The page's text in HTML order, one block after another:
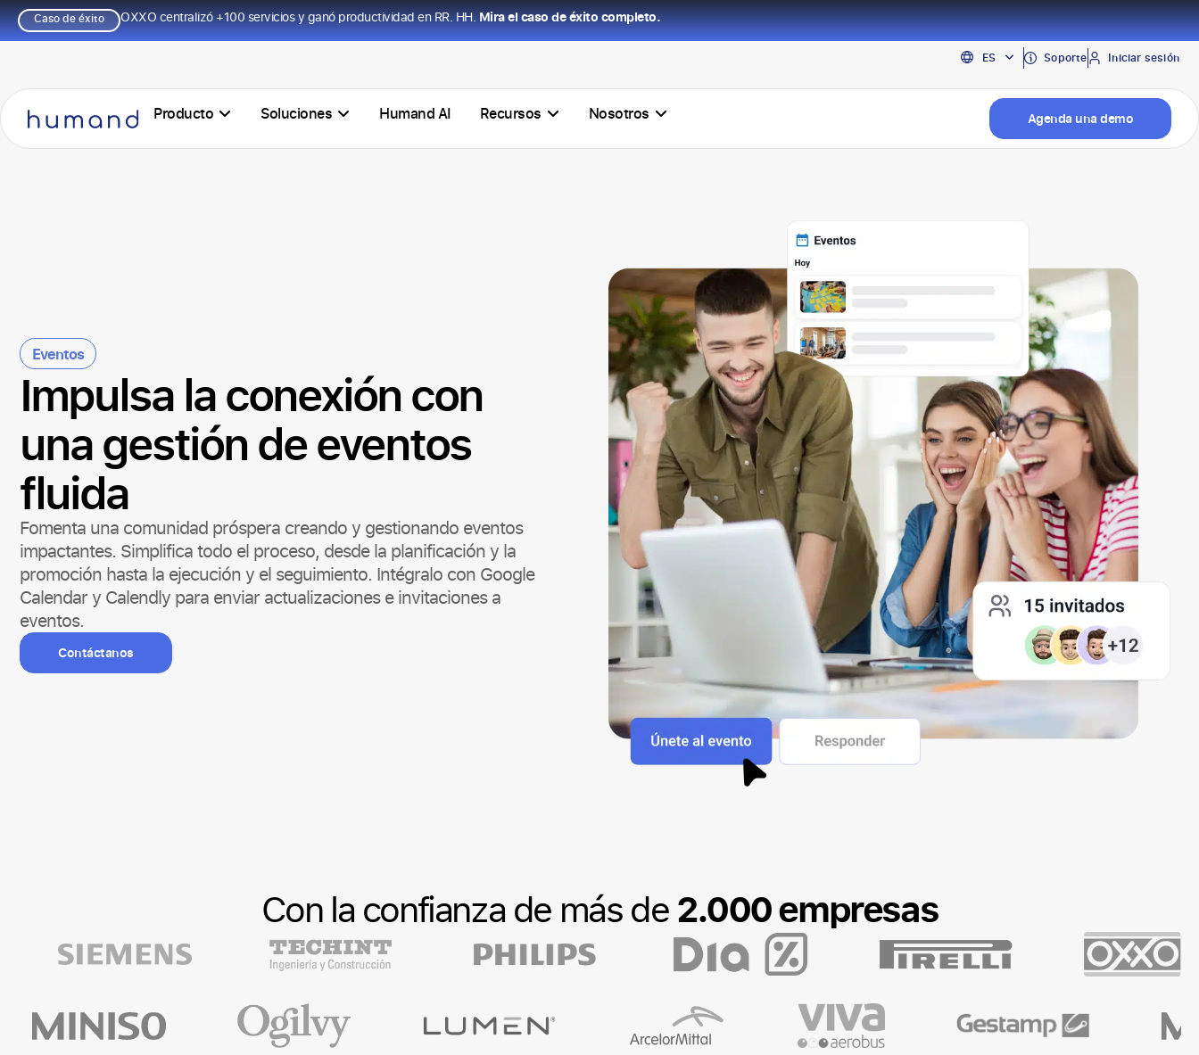
Caso de éxito OXXO centralizó +100 servicios y ganó productividad en RR. HH.Mira el caso de éxito completo.
ES
EN
PT
Soporte Iniciar sesión
Producto Soluciones Humand AI Recursos Nosotros Agenda una demo
Eventos
Impulsa la conexión con
una gestión de eventos
fluida
Fomenta una comunidad próspera creando y gestionando eventos
impactantes. Simplifica todo el proceso, desde la planificación y la
promoción hasta la ejecución y el seguimiento. Intégralo con Google
Calendar y Calendly para enviar actualizaciones e invitaciones a
eventos.
Contáctanos
Con la confianza de más de2.000 empresas